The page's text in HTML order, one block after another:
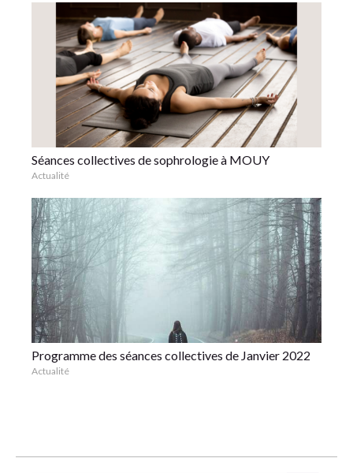
Séances collectives de sophrologie à MOUY
Actualité
Programme des séances collectives de Janvier 2022
Actualité